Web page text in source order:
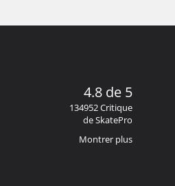
4.8 de 5
134952 Critique
de SkatePro
Montrer plus